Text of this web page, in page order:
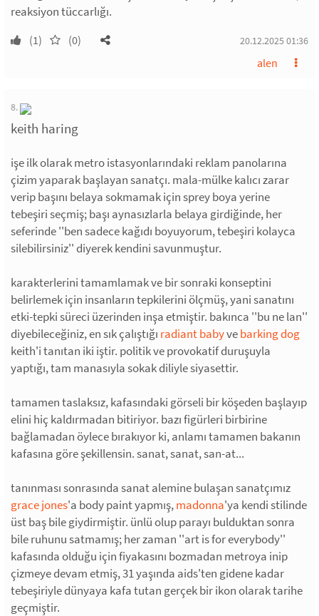
reaksiyon tüccarlığı.
(1) (0) 20.12.2025 01:36
alen
8.
keith haring
işe ilk olarak metro istasyonlarındaki reklam panolarına
çizim yaparak başlayan sanatçı. mala-mülke kalıcı zarar
verip başını belaya sokmamak için sprey boya yerine
tebeşiri seçmiş; başı aynasızlarla belaya girdiğinde, her
seferinde ''ben sadece kağıdı boyuyorum, tebeşiri kolayca
silebilirsiniz'' diyerek kendini savunmuştur.
karakterlerini tamamlamak ve bir sonraki konseptini
belirlemek için insanların tepkilerini ölçmüş, yani sanatını
etki-tepki süreci üzerinden inşa etmiştir. bakınca ''bu ne lan''
diyebileceğiniz, en sık çalıştığı radiant babyvebarking dog
keith'i tanıtan iki iştir. politik ve provokatif duruşuyla
yaptığı, tam manasıyla sokak diliyle siyasettir.
tamamen taslaksız, kafasındaki görseli bir köşeden başlayıp
elini hiç kaldırmadan bitiriyor. bazı figürleri birbirine
bağlamadan öylece bırakıyor ki, anlamı tamamen bakanın
kafasına göre şekillensin. sanat, sanat, san-at...
tanınması sonrasında sanat alemine bulaşan sanatçımız
grace jones'a body paint yapmış,madonna'ya kendi stilinde
üst baş bile giydirmiştir. ünlü olup parayı bulduktan sonra
bile ruhunu satmamış; her zaman ''art is for everybody''
kafasında olduğu için fiyakasını bozmadan metroya inip
çizmeye devam etmiş, 31 yaşında aids'ten gidene kadar
tebeşiriyle dünyaya kafa tutan gerçek bir ikon olarak tarihe
geçmiştir.